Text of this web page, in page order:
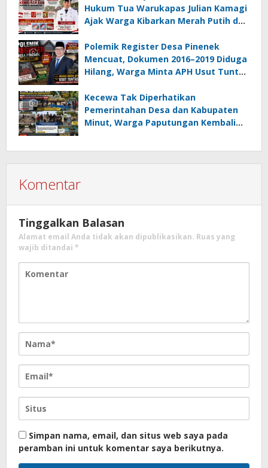
Hukum Tua Warukapas Julian Kamagi
Ajak Warga Kibarkan Merah Putih dan
Polemik Register Desa Pinenek
Mencuat, Dokumen 2016–2019 Diduga
Hilang, Warga Minta APH Usut Tuntas
Kumtua HK
Kecewa Tak Diperhatikan
Pemerintahan Desa dan Kabupaten
Minut, Warga Paputungan Kembali
Komentar
Tinggalkan Balasan
Alamat email Anda tidak akan dipublikasikan. Ruas yang
wajib ditandai *
Simpan nama, email, dan situs web saya pada
peramban ini untuk komentar saya berikutnya.